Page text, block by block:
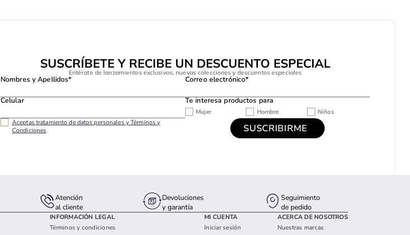
SUSCRÍBETE Y RECIBE UN DESCUENTO ESPECIAL
Entérate de lanzamientos exclusivos, nuevas colecciones y descuentos especiales
Nombres y Apellidos* Correo electrónico*
Celular Te interesa productos para
Mujer Hombre
Niños
Aceptas tratamiento de datos personales y Términos y
Condiciones
Atención
al cliente
Devoluciones
y garantía
Seguimiento
de pedido
INFORMACIÓN LEGAL
Términos y condiciones
MI CUENTA
Iniciar sesión
ACERCA DE NOSOTROS
Nuestras marcas